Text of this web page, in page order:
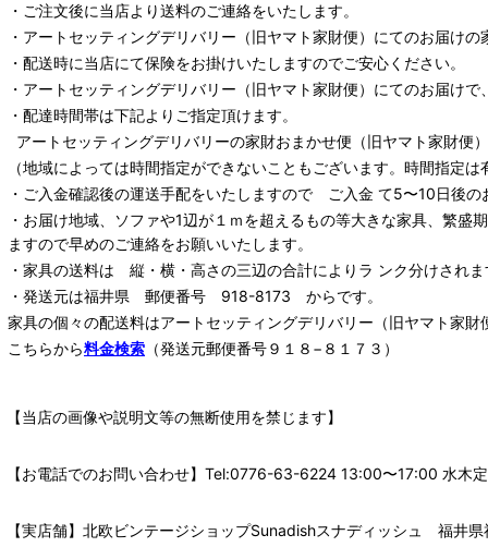
・ご注文後に当店より送料のご連絡をいたします。
・ アートセッティングデリバリー （旧ヤマト家財便） にてのお届けの
・配送時に当店にて保険をお掛けいたしますのでご安心ください。
・ アートセッティングデリバリー （旧ヤマト家財便） にてのお届けで
・配達時間帯は下記よりご指定頂けます。
アートセッティングデリバリーの家財おまかせ便 （旧ヤマト家財便
（地域によっては時間指定ができないこともございます。時間指定
・ご入金確認後の運送手配をいたしますので ご入金 て5〜10日後の
・お届け地域、ソファや1辺が１ｍを超えるもの等大きな家具、繁
ますので早めのご連絡をお願いいたします。
・家具の送料は 縦・横・高さの三辺の合計によりラ ンク分けされま
・発送元は福井県 郵便番号 918-8173 からです。
家具の個々の配送料はアートセッティングデリバリー （旧ヤマト家財
こちらから料金検索 （発送元郵便番号９１８−８１７３）
【当店の画像や説明文等の無断使用を禁じます】
【お電話でのお問い合わせ】Tel:0776-63-6224 13:00〜17:00 水木
【実店舗】北欧ビンテージショップSunadishスナディッシュ 福井